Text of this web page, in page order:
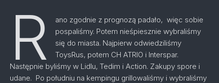
R
ano zgodnie z prognozą padało, więc sobie
pospaliśmy. Potem nieśpiesznie wybraliśmy
się do miasta. Najpierw odwiedziliśmy
ToysRus, potem CH ATRIO i Interspar.
Następnie byliśmy w Lidlu, Tedim i Action. Zakupy spore i
udane. Po południu na kempingu grillowaliśmy i wybraliśmy